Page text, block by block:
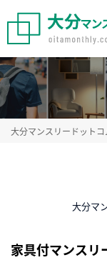
大分マンスリードットコ
大分マ
家具付マンスリ